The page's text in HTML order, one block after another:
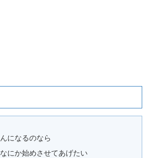
になるのなら
にか始めさせてあげたい